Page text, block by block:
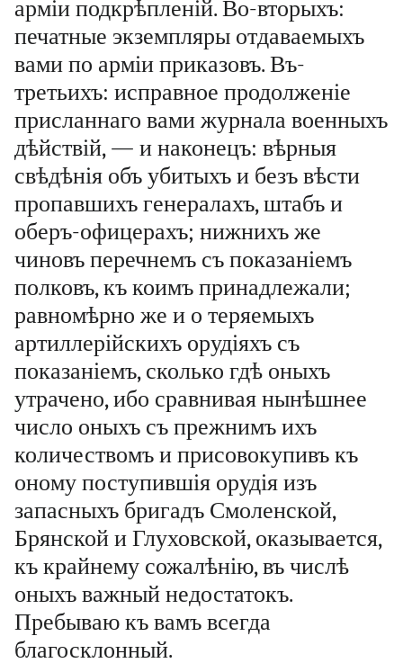
арміи подкрѣпленій. Во-вторыхъ:
печатные экземпляры отдаваемыхъ
вами по арміи приказовъ. Въ-
третьихъ: исправное продолженіе
присланнаго вами журнала военныхъ
дѣйствій, — и наконецъ: вѣрныя
свѣдѣнія объ убитыхъ и безъ вѣсти
пропавшихъ генералахъ, штабъ и
оберъ-офицерахъ; нижнихъ же
чиновъ перечнемъ съ показаніемъ
полковъ, къ коимъ принадлежали;
равномѣрно же и о теряемыхъ
артиллерійскихъ орудіяхъ съ
показаніемъ, сколько гдѣ оныхъ
утрачено, ибо сравнивая нынѣшнее
число оныхъ съ прежнимъ ихъ
количествомъ и присовокупивъ къ
оному поступившія орудія изъ
запасныхъ бригадъ Смоленской,
Брянской и Глуховской, оказывается,
къ крайнему сожалѣнію, въ числѣ
оныхъ важный недостатокъ.
Пребываю къ вамъ всегда
благосклонный.